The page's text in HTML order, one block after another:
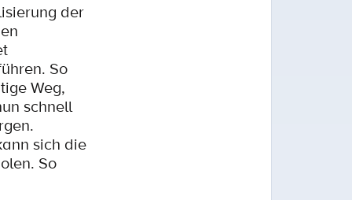
der
So
Weg,
schnell
sich die
So